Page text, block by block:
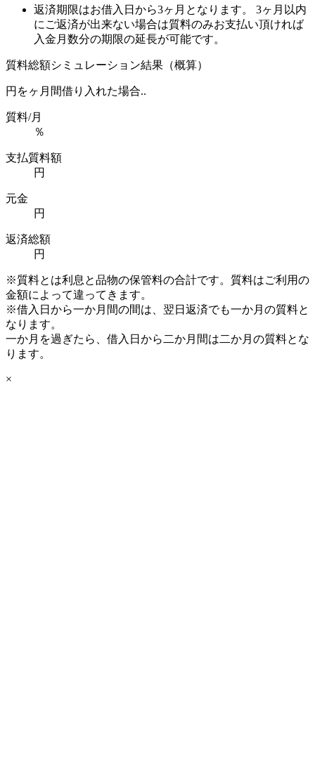
返済期限はお借入日から3ヶ月となります。 3ヶ月以内
にご返済が出来ない場合は質料のみお支払い頂ければ
入金月数分の期限の延長が可能です。
質料総額シミュレーション結果（概算）
円をヶ月間借り入れた場合..
質料/月
％
支払質料額
円
元金
円
返済総額
円
※質料とは利息と品物の保管料の合計です。質料はご利用の
金額によって違ってきます。
※借入日から一か月間の間は、翌日返済でも一か月の質料と
なります。
一か月を過ぎたら、借入日から二か月間は二か月の質料とな
ります。
×